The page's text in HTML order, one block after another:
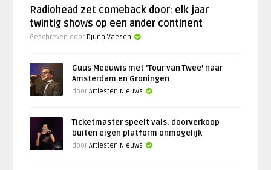
Radiohead zet comeback door: elk jaar
twintig shows op een ander continent
Geschreven door Djuna Vaesen
Guus Meeuwis met ‘Tour van Twee’ naar
Amsterdam en Groningen
doorArtiesten Nieuws
Ticketmaster speelt vals: doorverkoop
buiten eigen platform onmogelijk
doorArtiesten Nieuws